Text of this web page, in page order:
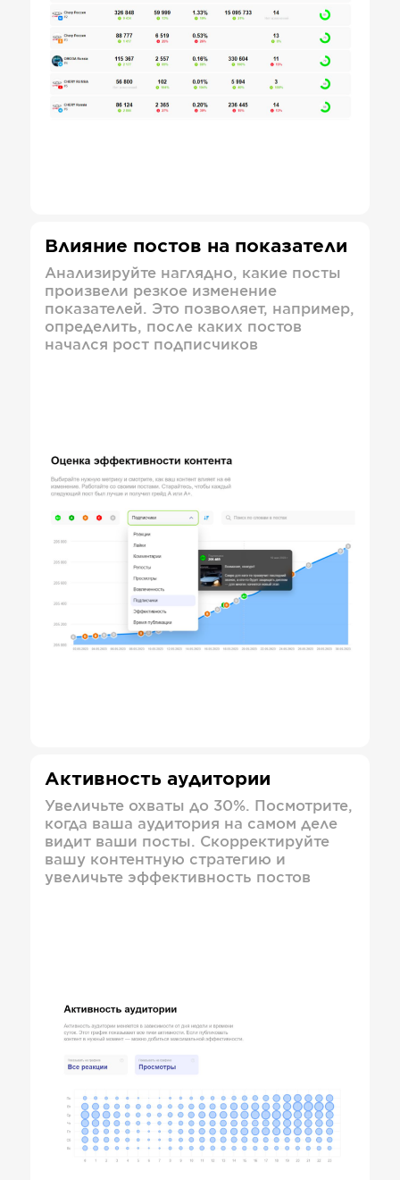
Влияние постов на показатели
Анализируйте наглядно, какие посты
произвели резкое изменение
показателей. Это позволяет, например,
определить, после каких постов
начался рост подписчиков
Активность аудитории
Увеличьте охваты до 30%. Посмотрите,
когда ваша аудитория на самом деле
видит ваши посты. Скорректируйте
вашу контентную стратегию и
увеличьте эффективность постов